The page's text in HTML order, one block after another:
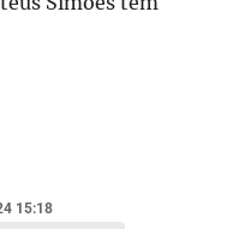
15:18